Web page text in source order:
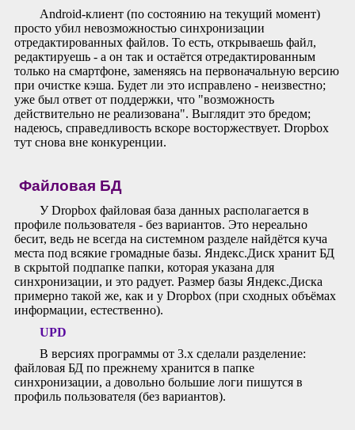
Android-клиент (по состоянию на текущий момент)
просто убил невозможностью синхронизации
отредактированных файлов. То есть, открываешь файл,
редактируешь - а он так и остаётся отредактированным
только на смартфоне, заменяясь на первоначальную версию
при очистке кэша. Будет ли это исправлено - неизвестно;
уже был ответ от поддержки, что "возможность
действительно не реализована". Выглядит это бредом;
надеюсь, справедливость вскоре восторжествует. Dropbox
тут снова вне конкуренции.
Файловая БД
У Dropbox файловая база данных располагается в
профиле пользователя - без вариантов. Это нереально
бесит, ведь не всегда на системном разделе найдётся куча
места под всякие громадные базы. Яндекс.Диск хранит БД
в скрытой подпапке папки, которая указана для
синхронизации, и это радует. Размер базы Яндекс.Диска
примерно такой же, как и у Dropbox (при сходных объёмах
информации, естественно).
UPD
В версиях программы от 3.х сделали разделение:
файловая БД по прежнему хранится в папке
синхронизации, а довольно большие логи пишутся в
профиль пользователя (без вариантов).